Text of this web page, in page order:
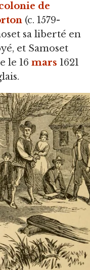
de
(c. 1579-
sa liberté en
et Samoset
le 16 mars 1621